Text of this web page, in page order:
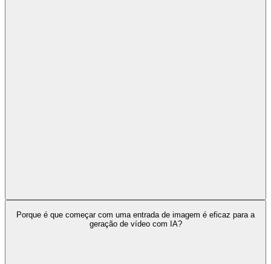
Porque é que começar com uma entrada de imagem é eficaz para a
geração de vídeo com IA?